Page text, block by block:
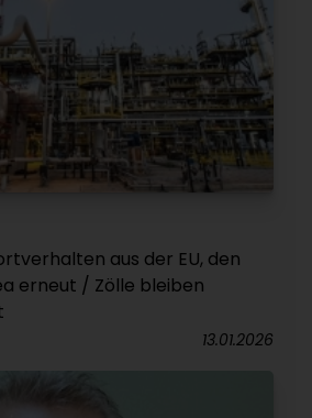
aus der EU, den
erneut / Zölle bleiben
13.01.2026